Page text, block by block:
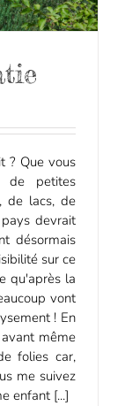
? Que vous
de petites
de lacs, de
devrait
désormais
sur ce
qu'après la
vont
! En
même
folies car,
me suivez
enfant [...]